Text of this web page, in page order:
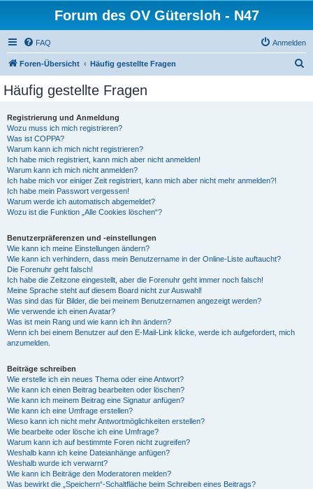
Forum des OV Gütersloh - N47
FAQ Anmelden
Foren-Übersicht Häufig gestellte Fragen
Häufig gestellte Fragen
Registrierung und Anmeldung
Wozu muss ich mich registrieren?
Was ist COPPA?
Warum kann ich mich nicht registrieren?
Ich habe mich registriert, kann mich aber nicht anmelden!
Warum kann ich mich nicht anmelden?
Ich habe mich vor einiger Zeit registriert, kann mich aber nicht mehr anmelden?!
Ich habe mein Passwort vergessen!
Warum werde ich automatisch abgemeldet?
Wozu ist die Funktion „Alle Cookies löschen“?
Benutzerpräferenzen und -einstellungen
Wie kann ich meine Einstellungen ändern?
Wie kann ich verhindern, dass mein Benutzername in der Online-Liste auftaucht?
Die Forenuhr geht falsch!
Ich habe die Zeitzone eingestellt, aber die Forenuhr geht immer noch falsch!
Meine Sprache steht auf diesem Board nicht zur Auswahl!
Was sind das für Bilder, die bei meinem Benutzernamen angezeigt werden?
Wie verwende ich einen Avatar?
Was ist mein Rang und wie kann ich ihn ändern?
Wenn ich bei einem Benutzer auf den E-Mail-Link klicke, werde ich aufgefordert, mich
anzumelden.
Beiträge schreiben
Wie erstelle ich ein neues Thema oder eine Antwort?
Wie kann ich einen Beitrag bearbeiten oder löschen?
Wie kann ich meinem Beitrag eine Signatur anfügen?
Wie kann ich eine Umfrage erstellen?
Wieso kann ich nicht mehr Antwortmöglichkeiten erstellen?
Wie bearbeite oder lösche ich eine Umfrage?
Warum kann ich auf bestimmte Foren nicht zugreifen?
Weshalb kann ich keine Dateianhänge anfügen?
Weshalb wurde ich verwarnt?
Wie kann ich Beiträge den Moderatoren melden?
Was bewirkt die „Speichern“-Schaltfläche beim Schreiben eines Beitrags?